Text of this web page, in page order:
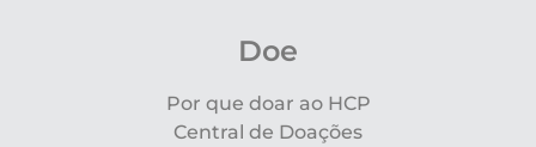
Doe
Por que doar ao HCP
Central de Doações